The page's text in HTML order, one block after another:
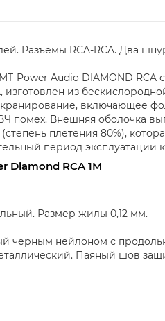
Разъемы RCA-RCA. Два
Power Audio DIAMOND
изготовлен из
включающее
помех. Внешняя оболочка
плетения 80%),
период эксплуатации
Diamond RCA 1M
Размер жилы 0,12 мм.
черным нейлоном с
Паяный шов